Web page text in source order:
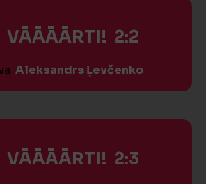
VĀĀĀĀRTI! 2:2
Aleksandrs Ļevčenko
VĀĀĀĀRTI! 2:3